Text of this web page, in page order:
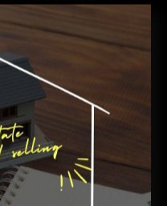
地域密着型の市場で
判にも影響するため注
、事前に取引の流れや
分に理解しておくこと
、物件内覧の無断キャ
紹介物件が減ってしま
ます。